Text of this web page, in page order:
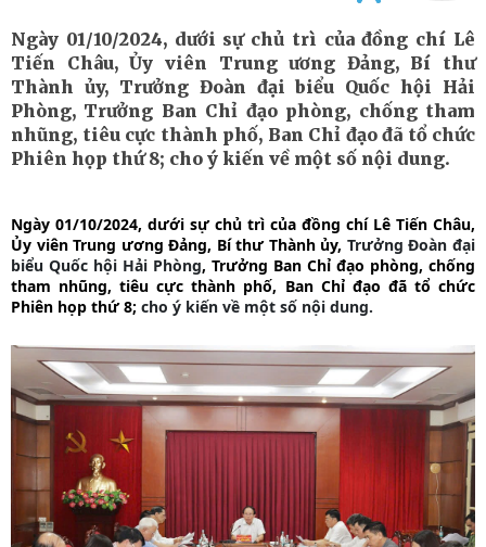
Ngày 01/10/2024, dưới sự chủ trì của đồng chí Lê
Tiến Châu, Ủy viên Trung ương Đảng, Bí thư
Thành ủy, Trưởng Đoàn đại biểu Quốc hội Hải
Phòng, Trưởng Ban Chỉ đạo phòng, chống tham
nhũng, tiêu cực thành phố, Ban Chỉ đạo đã tổ chức
Phiên họp thứ 8; cho ý kiến về một số nội dung.
Ngày 01/10/2024, dưới sự chủ trì của đồng chí Lê Tiến Châu,
Ủy viên Trung ương Đảng, Bí thư Thành ủy, Trưởng Đoàn đại
biểu Quốc hội Hải Phòng, Trưởng Ban Chỉ đạo phòng, chống
tham nhũng, tiêu cực thành phố, Ban Chỉ đạo đã tổ chức
Phiên họp thứ 8; cho ý kiến về một số nội dung.